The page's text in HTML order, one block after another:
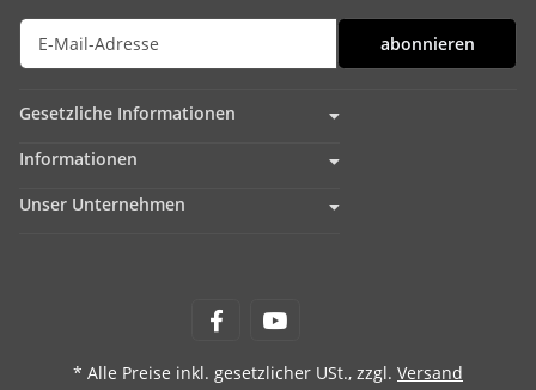
abonnieren
Gesetzliche Informationen
Informationen
Unser Unternehmen
* Alle Preise inkl. gesetzlicher USt., zzgl. Versand